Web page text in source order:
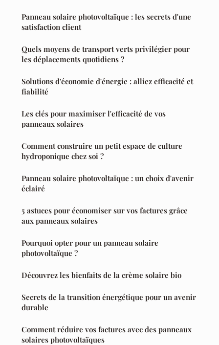
Panneau solaire photovoltaïque : les secrets d'une
satisfaction client
Quels moyens de transport verts privilégier pour
les déplacements quotidiens ?
Solutions d'économie d'énergie : alliez efficacité et
fiabilité
Les clés pour maximiser l'efficacité de vos
panneaux solaires
Comment construire un petit espace de culture
hydroponique chez soi ?
Panneau solaire photovoltaïque : un choix d'avenir
éclairé
5 astuces pour économiser sur vos factures grâce
aux panneaux solaires
Pourquoi opter pour un panneau solaire
photovoltaïque ?
Découvrez les bienfaits de la crème solaire bio
Secrets de la transition énergétique pour un avenir
durable
Comment réduire vos factures avec des panneaux
solaires photovoltaïques